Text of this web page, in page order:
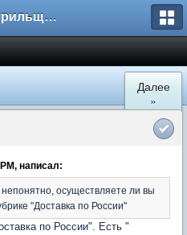
Клуб Курильщиков Трубки
Далее
»
написал:
осуществляете ли вы
"Доставка по России"
по России". Есть "